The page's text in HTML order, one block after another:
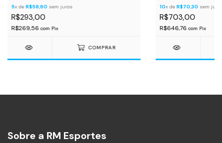
5x de R$58,60 sem juros
R$293,00
R$269,56com Pix
COMPRAR
10x de R$70,30 sem
R$703,00
R$646,76 com Pix
Sobre a RM Esportes